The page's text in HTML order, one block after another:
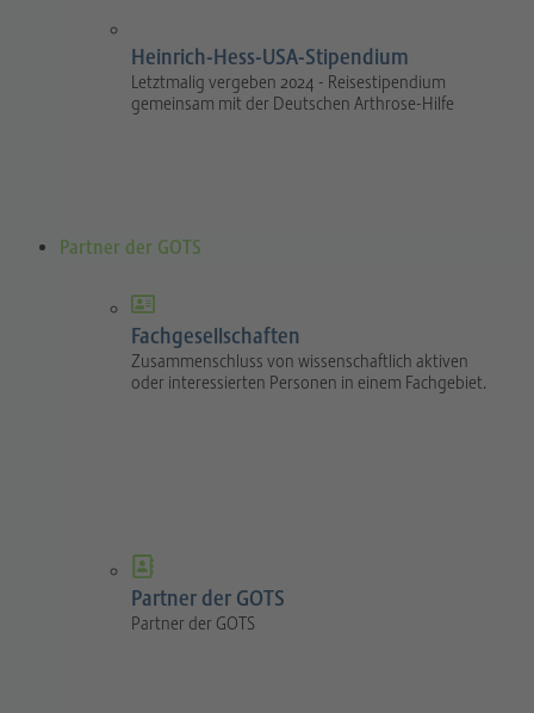
Heinrich-Hess-USA-Stipendium
Letztmalig vergeben 2024 - Reisestipendium
gemeinsam mit der Deutschen Arthrose-Hilfe
Partner der GOTS
Fachgesellschaften
Zusammenschluss von wissenschaftlich aktiven
oder interessierten Personen in einem Fachgebiet.
Partner der GOTS
Partner der GOTS